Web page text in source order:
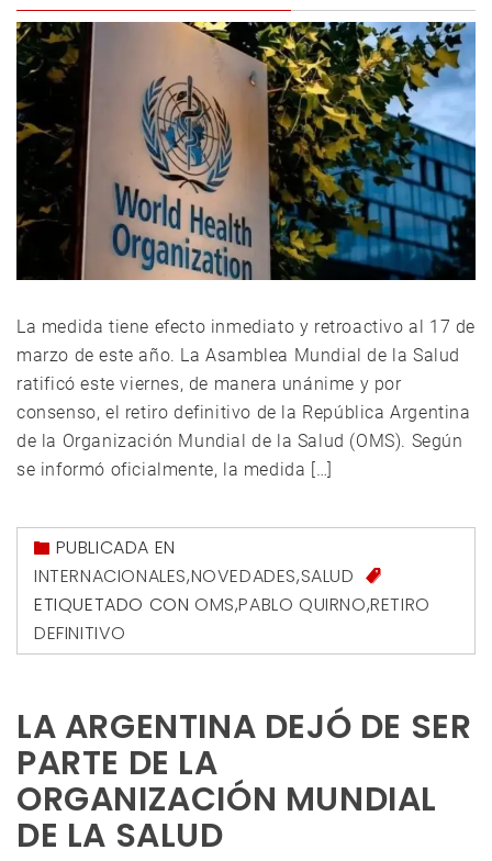
La medida tiene efecto inmediato y retroactivo al 17 de
marzo de este año. La Asamblea Mundial de la Salud
ratificó este viernes, de manera unánime y por
consenso, el retiro definitivo de la República Argentina
de la Organización Mundial de la Salud (OMS). Según
se informó oficialmente, la medida […]
PUBLICADA EN
INTERNACIONALES,NOVEDADES,SALUD
ETIQUETADO CON OMS,PABLO QUIRNO,RETIRO
DEFINITIVO
LA ARGENTINA DEJÓ DE SER
PARTE DE LA
ORGANIZACIÓN MUNDIAL
DE LA SALUD